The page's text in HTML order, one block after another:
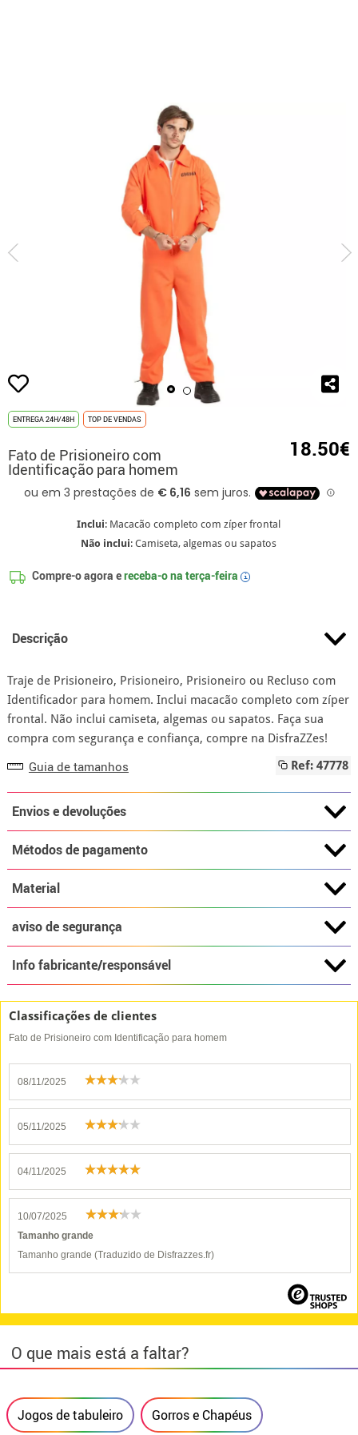
ENTREGA 24H/48H TOP DE VENDAS
Fato de Prisioneiro com
Identificação para homem
18.50€
Inclui: Macacão completo com zíper frontal
Não inclui: Camiseta, algemas ou sapatos
Compre-o agora ereceba-o na terça-feira i
Descrição
Traje de Prisioneiro, Prisioneiro, Prisioneiro ou Recluso com
Identificador para homem. Inclui macacão completo com zíper
frontal. Não inclui camiseta, algemas ou sapatos. Faça sua
compra com segurança e confiança, compre na DisfraZZes!
Guia de tamanhos Ref: 47778
Envios e devoluções
Métodos de pagamento
Material
aviso de segurança
Info fabricante/responsável
Classificações de clientes
Fato de Prisioneiro com Identificação para homem
08/11/2025
05/11/2025
04/11/2025
10/07/2025
Tamanho grande
Tamanho grande (Traduzido de Disfrazzes.fr)
O que mais está a faltar?
Jogos de tabuleiro Gorros e Chapéus